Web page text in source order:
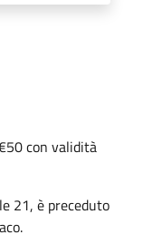
con validità
21, è preceduto